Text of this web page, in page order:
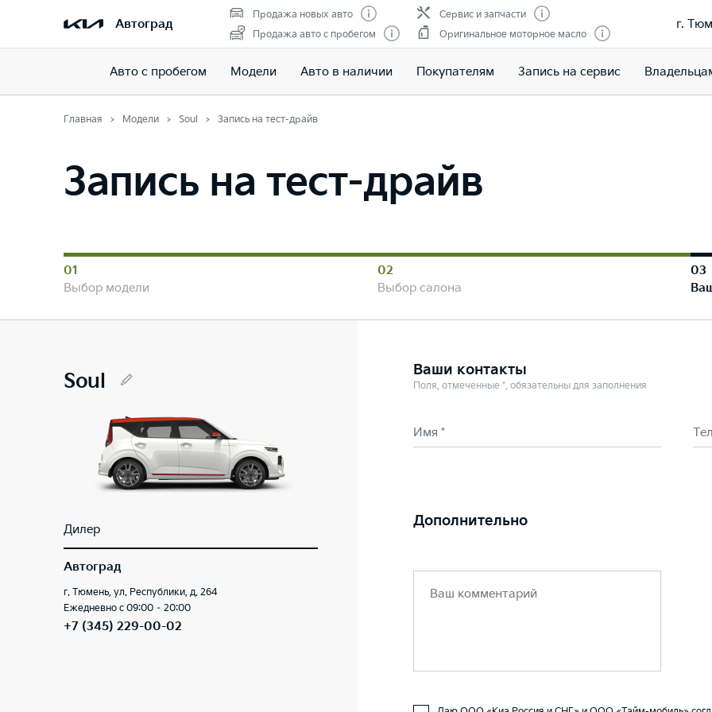
Автоград
Продажа новых авто
Продажа авто с пробегом
Сервис и запчасти
Оригинальное моторное масло
г.
Авто с пробегом Модели Авто в наличии Покупателям Запись на сервис
Главная Модели Soul Запись на тест-драйв
Запись на тест-драйв
01
Выбор модели
02
Выбор салона
03
Soul
Дилер
Автоград
г. Тюмень, ул. Республики, д. 264
Ежедневно с 09:00 – 20:00
+7 (345) 229-00-02
Ваши контакты
Поля, отмеченные *, обязательны для заполнения
Имя *
Дополнительно